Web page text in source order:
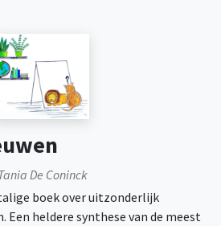
De Coninck
boek over uitzonderlijk
Een heldere synthese van de meest